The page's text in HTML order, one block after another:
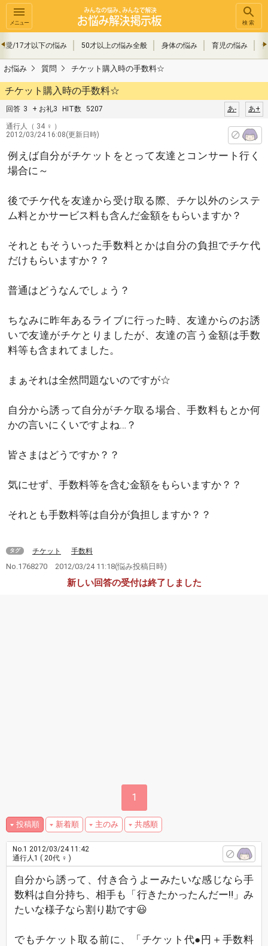
メニュー 検索
愛/17才以下の悩み 50才以上の悩み全般 身体の悩み 育児の悩み
お悩み 質問 チケット購入時の手数料☆
チケット購入時の手数料☆
回答 3 + お礼3 HIT数 5207 あ+
あ-
通行人
（ 34 ♀ ）
2012/03/24 16:08(更新日時)
例えば自分がチケットをとって友達とコンサート行く
場合に～
後でチケ代を友達から受け取る際、チケ以外のシステ
ム料とかサービス料も含んだ金額をもらいますか？
それともそういった手数料とかは自分の負担でチケ代
だけもらいますか？？
普通はどうなんでしょう？
ちなみに昨年あるライブに行った時、友達からのお誘
いで友達がチケとりましたが、友達の言う金額は手数
料等も含まれてました。
まぁそれは全然問題ないのですが☆
自分から誘って自分がチケ取る場合、手数料もとか何
かの言いにくいですよね…？
皆さまはどうですか？？
気にせず、手数料等を含む金額をもらいますか？？
それとも手数料等は自分が負担しますか？？
タグ チケット 手数料
No.1768270 2012/03/24 11:18(悩み投稿日時)
新しい回答の受付は終了しました
1
投稿順 新着順 主のみ 共感順
No.1 2012/03/24 11:42
通行人1 ( 20代 ♀ )
自分から誘って、付き合うよーみたいな感じなら手
数料は自分持ち、相手も「行きたかったんだー‼」み
たいな様子なら割り勘です😃
でもチケット取る前に、「チケット代●円＋手数料